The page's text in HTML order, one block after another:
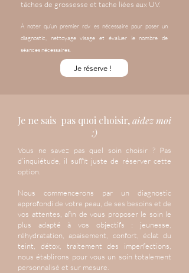
tâches de grossesse et tache liées aux UV.
À noter qu’un premier rdv es nécessaire pour poser un
diagnostic, nettoyage visage et évaluer le nombre de
séances nécessaires.
Je réserve !
Je ne sais pas quoi choisir,aidez moi
:)
Vous ne savez pas quel soin choisir ? Pas
d’inquiétude, il suffit juste de réserver cette
option.
Nous commencerons par un diagnostic
approfondi de votre peau, de ses besoins et de
vos attentes, afin de vous proposer le soin le
plus adapté à vos objectifs : jeunesse,
réhydratation, apaisement, confort, éclat du
teint, détox, traitement des imperfections,
nous établirons pour vous un soin totalement
personnalisé et sur mesure.